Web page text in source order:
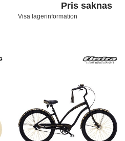
Pris saknas
Visa lagerinformation